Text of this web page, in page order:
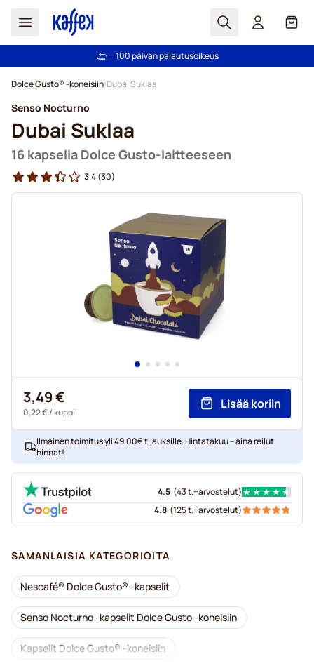
Haku Kori
Ilmainen toimitus yli 49,00€ tilauksille
100 päivän palautusoikeus
Dolce Gusto® -koneisiin Dubai Suklaa
Senso Nocturno
Dubai Suklaa
16 kapselia Dolce Gusto-laitteeseen
3.4(30)
3,49 €
0,22 €/ kuppi
Lisää koriin
Ilmainen toimitus yli 49,00€ tilauksille. Hintatakuu – aina reilut
hinnat!
4.5 (43 t.+arvostelut)
4.8 (125 t.+arvostelut)
SAMANLAISIA KATEGORIOITA
Nescafé® Dolce Gusto® -kapselit
Senso Nocturno -kapselit Dolce Gusto -koneisiin
Kapselit Dolce Gusto® -koneisiin